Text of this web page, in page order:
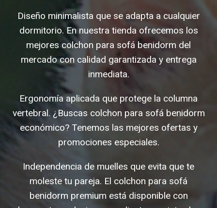
Diseño minimalista que se adapta a cualquier
dormitorio. En nuestra tienda ofrecemos los
mejores colchon para sofá benidorm del
mercado con calidad garantizada y entrega
inmediata.
Ergonomía aplicada que protege la columna
vertebral. ¿Buscas colchon para sofá benidorm
económico? Tenemos las mejores ofertas y
promociones especiales.
Independencia de muelles que evita que te
moleste tu pareja. El colchon para sofá
benidorm premium está disponible con